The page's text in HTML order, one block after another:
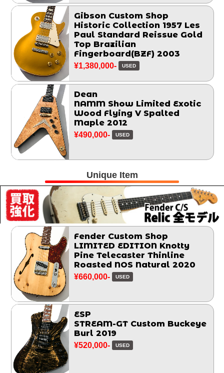
Gibson Custom Shop
Historic Collection 1957 Les
Paul Standard Reissue Gold
Top Brazilian
Fingerboard(BZF) 2003
¥1,380,000- USED
Dean
NAMM Show Limited Exotic
Wood Flying V Spalted
Maple 2012
¥490,000- USED
Unique Item
Fender Custom Shop
LIMITED EDITION Knotty
Pine Telecaster Thinline
Roasted NOS Natural 2020
¥660,000- USED
ESP
STREAM-GT Custom Buckeye
Burl 2019
¥520,000- USED